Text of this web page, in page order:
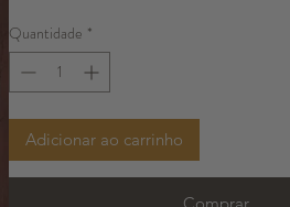
Quantidade *
Adicionar ao carrinho
Comprar